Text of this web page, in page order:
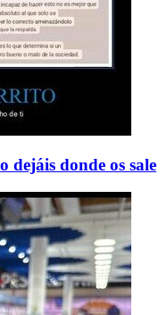
dejáis donde os sale